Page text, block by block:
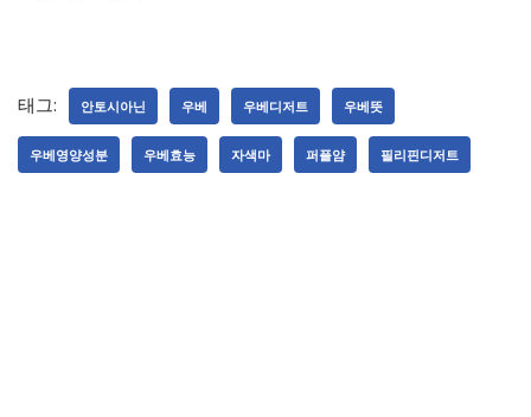
태그: 안토시아닌 우베 우베디저트 우베뜻
우베영양성분 우베효능 자색마 퍼플얌 필리핀디저트